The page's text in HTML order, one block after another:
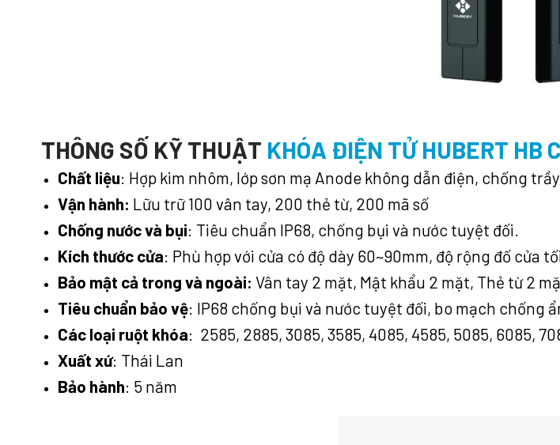
THÔNG SỐ KỸ THUẬT KHÓA ĐIỆN TỬ HUBERT HB
Chất liệu: Hợp kim nhôm, lớp sơn mạ Anode không dẫn điện, chống
Vận hành: Lữu trữ100 vân tay, 200 thẻ từ, 200 mã số
Chống nước và bụi: Tiêu chuẩn IP68, chống bụi và nước tuyệt đối.
Kích thước cửa: Phù hợp với cửa có độ dày 60~90mm, độ rộng đố cửa
Bảo mật cả trong và ngoài: Vân tay 2 mặt, Mật khẩu 2 mặt, Thẻ từ 2
Tiêu chuẩn bảo vệ: IP68 chống bụi và nước tuyệt đối, bo mạch chống
Các loại ruột khóa: 2585, 2885, 3085, 3585, 4085, 4585, 5085, 6085,
Xuất xứ: Thái Lan
Bảo hành: 5 năm